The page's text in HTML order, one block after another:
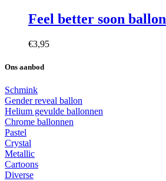
Feel better soon ballon
€3,95
Ons aanbod
Schmink
Gender reveal ballon
Helium gevulde ballonnen
Chrome ballonnen
Pastel
Crystal
Metallic
Cartoons
Diverse